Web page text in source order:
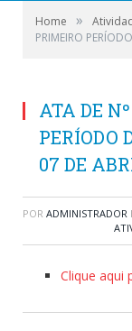
Home »
PRIMEIRO
ATA DE
PERÍODO
07 DE
POR ADMINISTRADOR
Clique aqui